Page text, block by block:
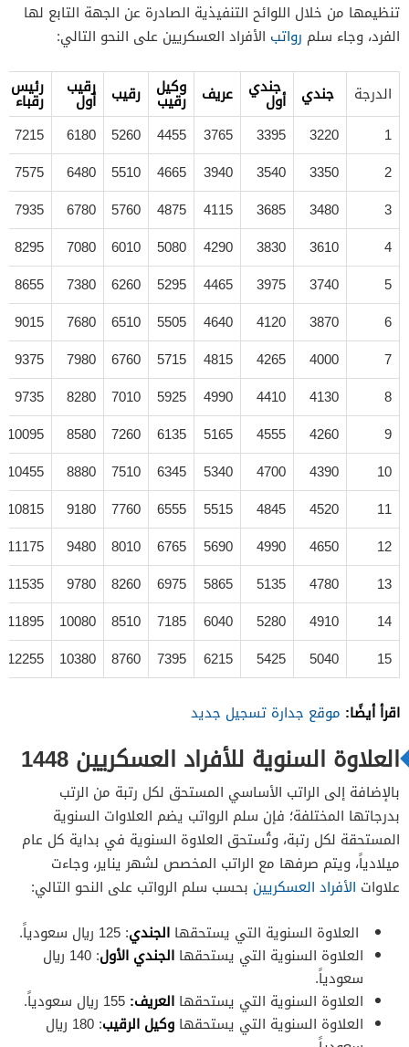
تنظيمها من خلال اللوائح التنفيذية الصادرة عن الجهة التابع لها
الفرد، وجاء سلم رواتب الأفراد العسكريين على النحو التالي:
الدرجة جندي جندي
أول عريف وكيل
رقيب رقيب رقيب
أول
رئيس
رقباء
1
3220
3395
3765
4455
5260
6180
7215
2
3350
3540
3940
4665
5510
6480
7575
3
3480
3685
4115
4875
5760
6780
7935
4
3610
3830
4290
5080
6010
7080
8295
5
3740
3975
4465
5295
6260
7380
8655
6
3870
4120
4640
5505
6510
7680
9015
7
4000
4265
4815
5715
6760
7980
9375
8
4130
4410
4990
5925
7010
8280
9735
9
4260
4555
5165
6135
7260
8580
10095
10
4390
4700
5340
6345
7510
8880
10455
11
4520
4845
5515
6555
7760
9180
10815
12
4650
4990
5690
6765
8010
9480
11175
13
4780
5135
5865
6975
8260
9780
11535
14
4910
5280
6040
7185
8510
10080
11895
15
5040
5425
6215
7395
8760
10380
12255
اقرأ أيضًا: موقع جدارة تسجيل جديد
العلاوة السنوية للأفراد العسكريين 1448
بالإضافة إلى الراتب الأساسي المستحق لكل رتبة من الرتب
بدرجاتها المختلفة؛ فإن سلم الرواتب يضم العلاوات السنوية
المستحقة لكل رتبة، وتُستحق العلاوة السنوية في بداية كل عام
ميلادياً، ويتم صرفها مع الراتب المخصص لشهر يناير، وجاءت
علاوات الأفراد العسكريين بحسب سلم الرواتب على النحو التالي:
العلاوة السنوية التي يستحقها الجندي: 125 ريال سعودياً.
العلاوة السنوية التي يستحقها الجندي الأول
: 140 ريال
سعودياً.
العلاوة السنوية التي يستحقها العريف:
العلاوة السنوية التي يستحقها وكيل الرقيب
: 180 ريال